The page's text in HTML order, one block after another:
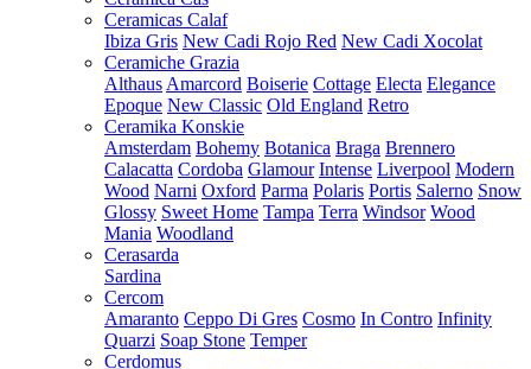
Ceramicas Calaf
Ibiza Gris New Cadi Rojo Red New Cadi Xocolat
Ceramiche Grazia
Althaus Amarcord Boiserie Cottage Electa Elegance
Epoque New Classic Old England Retro
Ceramika Konskie
Amsterdam Bohemy Botanica Braga Brennero
Calacatta Cordoba Glamour Intense Liverpool Modern
Wood Narni Oxford Parma Polaris Portis Salerno Snow
Glossy Sweet Home Tampa Terra Windsor Wood
Mania Woodland
Cerasarda
Sardina
Cercom
Amaranto Ceppo Di Gres Cosmo In Contro Infinity
Quarzi Soap Stone Temper
Cerdomus